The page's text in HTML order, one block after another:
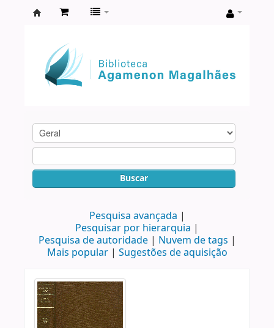
Agamenon
Magalhães
Buscar
Pesquisa avançada
Pesquisar por hierarquia
Pesquisa de autoridade
Nuvem de tags
Mais popular
Sugestões de aquisição